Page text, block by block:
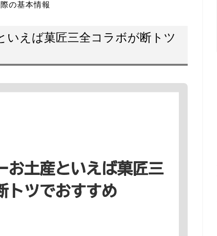
の基本情報
いえば菓匠三全コラボが断トツ